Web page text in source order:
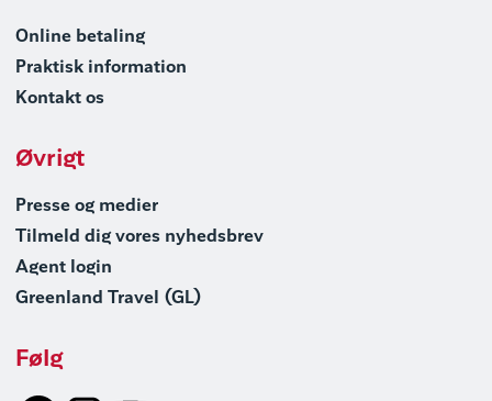
Online betaling
Praktisk information
Kontakt os
Øvrigt
Presse og medier
Tilmeld dig vores nyhedsbrev
Agent login
Greenland Travel (GL)
Følg